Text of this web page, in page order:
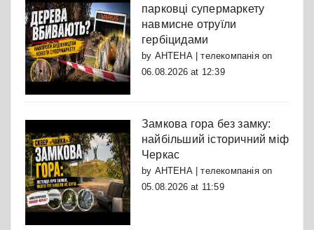
парковці супермаркету
навмисне отруїли
гербіцидами
by АНТЕНА | телекомпаніяon
06.08.2026 at 12:39
Замкова гора без замку:
найбільший історичний міф
Черкас
by АНТЕНА | телекомпаніяon
05.08.2026 at 11:59